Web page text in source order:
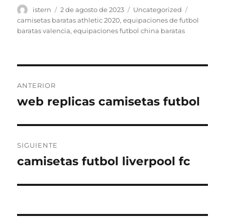
Autor
istern
Publicado
el
2 de agosto de 2023 Categorías
Uncategorized
camisetas baratas athletic 2020,equipaciones de futbol
baratas valencia,equipaciones futbol china baratas
de
ANTERIOR
Entrada
web replicas camisetas futbol
SIGUIENTE
Entrada
camisetas futbol liverpool fc